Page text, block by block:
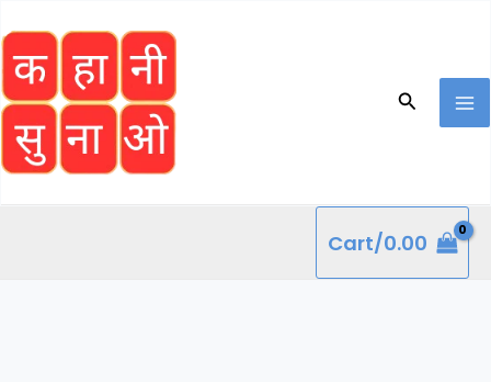
to
content
Search
Cart/0.00